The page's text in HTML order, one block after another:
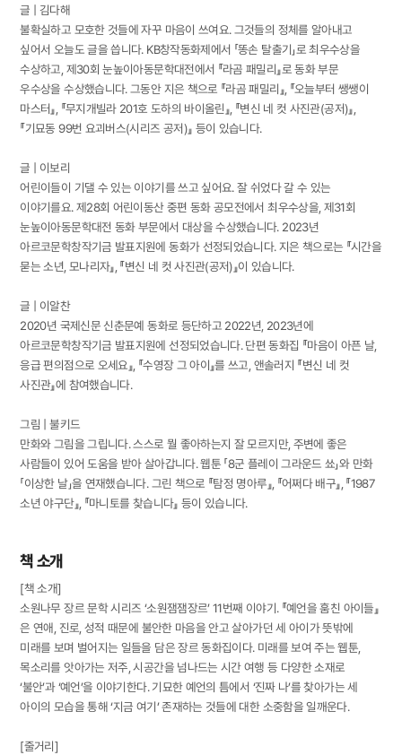
글 | 김다해
불확실하고 모호한 것들에 자꾸 마음이 쓰여요. 그것들의 정체를 알아내고
싶어서 오늘도 글을 씁니다. KB창작동화제에서 「똥손 탈출기」로 최우수상을
수상하고, 제30회 눈높이아동문학대전에서 『라곰 패밀리』로 동화 부문
우수상을 수상했습니다. 그동안 지은 책으로 『라곰 패밀리』, 『오늘부터 쌩쌩이
마스터』, 『무지개빌라 201호 도하의 바이올린』, 『변신 네 컷 사진관(공저)』,
『기묘동 99번 요괴버스(시리즈 공저)』 등이 있습니다.
글 | 이보리
어린이들이 기댈 수 있는 이야기를 쓰고 싶어요. 잘 쉬었다 갈 수 있는
이야기를요. 제28회 어린이동산 중편 동화 공모전에서 최우수상을, 제31회
눈높이아동문학대전 동화 부문에서 대상을 수상했습니다. 2023년
아르코문학창작기금 발표지원에 동화가 선정되었습니다. 지은 책으로는 『시간을
묻는 소년, 모나리자』, 『변신 네 컷 사진관(공저)』이 있습니다.
글 | 이알찬
2020년 국제신문 신춘문예 동화로 등단하고 2022년, 2023년에
아르코문학창작기금 발표지원에 선정되었습니다. 단편 동화집 『마음이 아픈 날,
응급 편의점으로 오세요』, 『수영장 그 아이』를 쓰고, 앤솔러지 『변신 네 컷
사진관』에 참여했습니다.
그림 | 불키드
만화와 그림을 그립니다. 스스로 뭘 좋아하는지 잘 모르지만, 주변에 좋은
사람들이 있어 도움을 받아 살아갑니다. 웹툰 「8군 플레이 그라운드 쑈」와 만화
「이상한 날」을 연재했습니다. 그린 책으로 『탐정 명아루』, 『어쩌다 배구』, 『1987
소년 야구단』, 『마니토를 찾습니다』 등이 있습니다.
책 소개
[책 소개]
소원나무 장르 문학 시리즈 ‘소원잼잼장르’ 11번째 이야기. 『예언을 훔친 아이들』
은 연애, 진로, 성적 때문에 불안한 마음을 안고 살아가던 세 아이가 뜻밖에
미래를 보며 벌어지는 일들을 담은 장르 동화집이다. 미래를 보여 주는 웹툰,
목소리를 앗아가는 저주, 시공간을 넘나드는 시간 여행 등 다양한 소재로
‘불안’과 ‘예언’을 이야기한다. 기묘한 예언의 틈에서 ‘진짜 나’를 찾아가는 세
아이의 모습을 통해 ‘지금 여기’ 존재하는 것들에 대한 소중함을 일깨운다.
[줄거리]